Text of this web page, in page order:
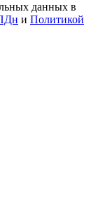
данных в
и Политикой